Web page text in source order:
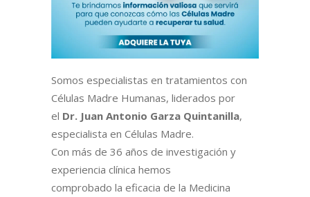
Somos especialistas en tratamientos con
Células Madre Humanas, liderados por
el Dr. Juan Antonio Garza Quintanilla,
especialista en Células Madre.
Con más de 36 años de investigación y
experiencia clínica hemos
comprobado la eficacia de la Medicina